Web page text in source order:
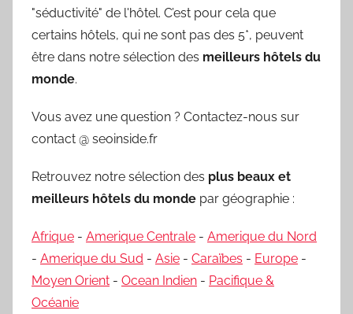
"séductivité" de l'hôtel. C’est pour cela que
certains hôtels, qui ne sont pas des 5*, peuvent
être dans notre sélection des meilleurs hôtels du
monde.
Vous avez une question ? Contactez-nous sur
contact @ seoinside.fr
Retrouvez notre sélection des plus beaux et
meilleurs hôtels du monde par géographie :
Afrique - Amerique Centrale - Amerique du Nord
- Amerique du Sud - Asie - Caraïbes - Europe -
Moyen Orient - Ocean Indien - Pacifique &
Océanie